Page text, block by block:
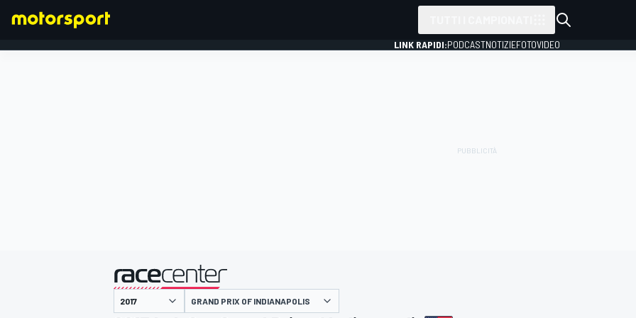
LINK RAPIDI:PODCASTNOTIZIEFOTOVIDEO
presentato da
GRAND PRIX OF INDIANAPOLIS